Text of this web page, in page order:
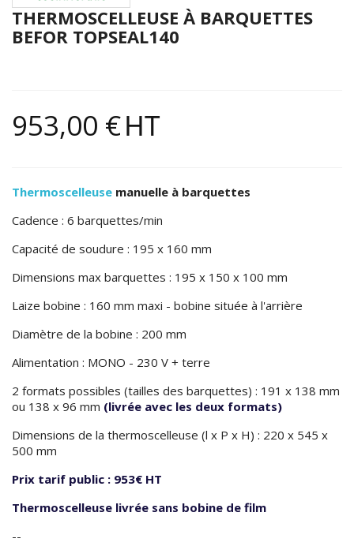
THERMOSCELLEUSE À BARQUETTES
BEFOR TOPSEAL140
953,00 €HT
Thermoscelleuse manuelle à barquettes
Cadence : 6 barquettes/min
Capacité de soudure : 195 x 160 mm
Dimensions max barquettes : 195 x 150 x 100 mm
Laize bobine : 160 mm maxi - bobine située à l'arrière
Diamètre de la bobine : 200 mm
Alimentation : MONO - 230 V + terre
2 formats possibles (tailles des barquettes) : 191 x 138 mm
ou 138 x 96 mm (livrée avec les deux formats)
Dimensions de la thermoscelleuse (l x P x H) : 220 x 545 x
500 mm
Prix tarif public : 953€ HT
Thermoscelleuse livrée sans bobine de film
--